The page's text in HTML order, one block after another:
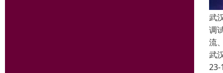
武
调
流
武
23-